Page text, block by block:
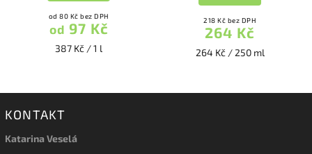
od 80 Kč bez DPH
od 97 Kč
387 Kč / 1 l
218 Kč bez DPH
264 Kč
264 Kč / 250 ml
KONTAKT
Katarina Veselá